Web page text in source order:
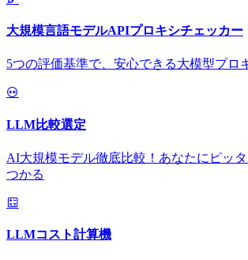
大規模言語モデルAPIプロキシチェッカー
5つの評価基準で、安心できる大模型プロ
LLM比較選定
AI大規模モデル徹底比較！あなたにピッ
つかる
LLMコスト計算機